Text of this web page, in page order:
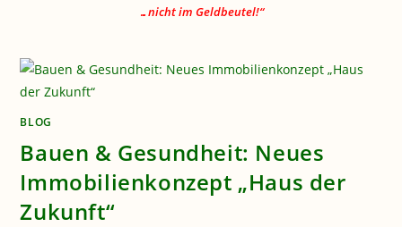
…nicht im Geldbeutel!“
BLOG
Bauen & Gesundheit: Neues
Immobilienkonzept „Haus der
Zukunft“